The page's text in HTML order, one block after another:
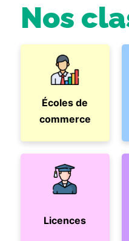
Nos
Écoles de
commerce
Licences